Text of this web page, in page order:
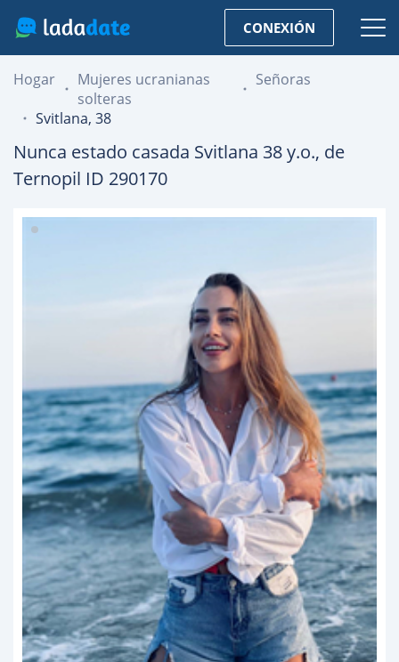
CONEXIÓN
Hogar
Mujeres ucranianas
solteras
Señoras
Svitlana, 38
Nunca estado casada Svitlana 38y.o., de
Ternopil ID 290170